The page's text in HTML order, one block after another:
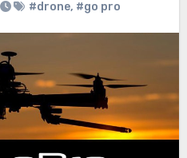
#drone, #go pro